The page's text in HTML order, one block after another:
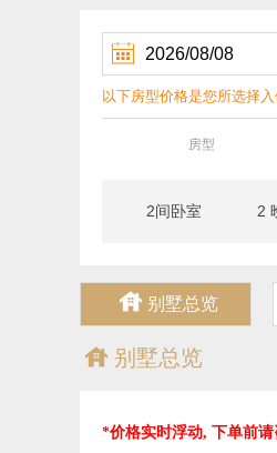

以下房型价格是您所选择
房型
2间卧室 2
ጄ 别墅总览
ጄ 别墅总览
*价格实时浮动, 下单前